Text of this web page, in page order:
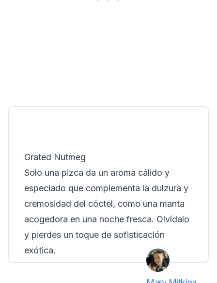
Grated Nutmeg
Solo una pizca da un aroma cálido y
especiado que complementa la dulzura y
cremosidad del cóctel, como una manta
acogedora en una noche fresca. Olvídalo
y pierdes un toque de sofisticación
exótica.